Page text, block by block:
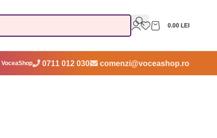
0.00 LEI
VoceaShop 0711 012 030 comenzi@voceashop.ro